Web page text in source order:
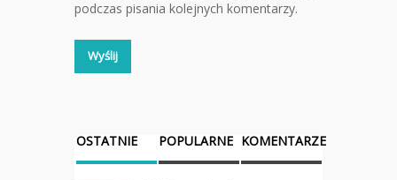
podczas pisania kolejnych komentarzy.
OSTATNIE POPULARNE KOMENTARZE